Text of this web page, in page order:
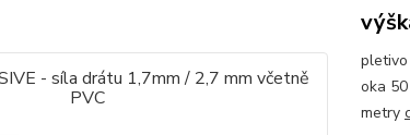
oka
metry